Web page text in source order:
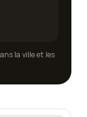
la ville et les